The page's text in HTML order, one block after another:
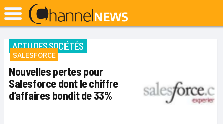
ACTU DES SOCIÉTÉS
SALESFORCE
Nouvelles pertes pour
Salesforce dont le chiffre
d’affaires bondit de 33%